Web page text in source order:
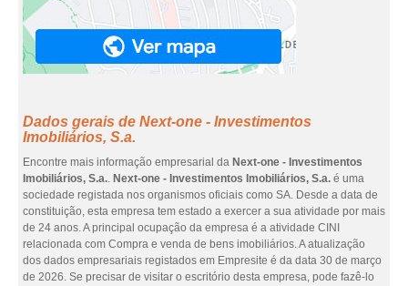
Dados gerais de Next-one - Investimentos
Imobiliários, S.a.
Encontre mais informação empresarial da Next-one - Investimentos
Imobiliários, S.a.. Next-one - Investimentos Imobiliários, S.a. é uma
sociedade registada nos organismos oficiais como SA. Desde a data de
constituição, esta empresa tem estado a exercer a sua atividade por mais
de 24 anos. A principal ocupação da empresa é a atividade CINI
relacionada com Compra e venda de bens imobiliários. A atualização
dos dados empresariais registados em Empresite é da data 30 de março
de 2026. Se precisar de visitar o escritório desta empresa, pode fazê-lo